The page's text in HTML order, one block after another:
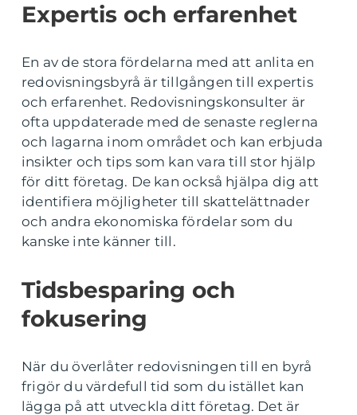
Expertis och erfarenhet
En av de stora fördelarna med att anlita en
redovisningsbyrå är tillgången till expertis
och erfarenhet. Redovisningskonsulter är
ofta uppdaterade med de senaste reglerna
och lagarna inom området och kan erbjuda
insikter och tips som kan vara till stor hjälp
för ditt företag. De kan också hjälpa dig att
identifiera möjligheter till skattelättnader
och andra ekonomiska fördelar som du
kanske inte känner till.
Tidsbesparing och
fokusering
När du överlåter redovisningen till en byrå
frigör du värdefull tid som du istället kan
lägga på att utveckla ditt företag. Det är